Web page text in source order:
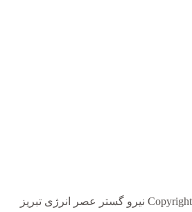
Copyright نیرو گستر عصر انرژی تبریز